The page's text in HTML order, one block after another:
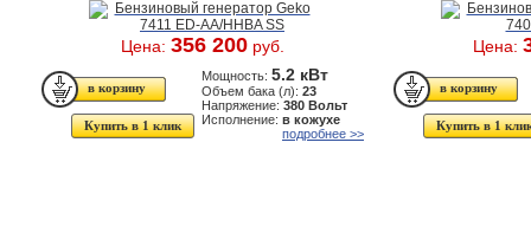
Цена: 356 200 руб.
Купить в 1 клик
Мощность: 5.2 кВт
Объем бака (л): 23
Напряжение: 380 Вольт
Исполнение: в кожухе
подробнее >>
Цена:
Купить в 1